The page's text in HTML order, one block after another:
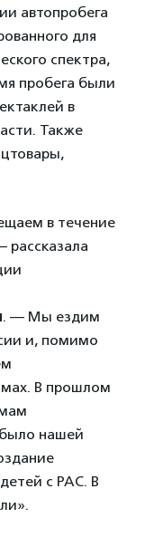
автопробега
для
спектра,
пробега были
в
Также
в течение
рассказала
. — Мы ездим
и, помимо
В прошлом
нашей
с РАС. В